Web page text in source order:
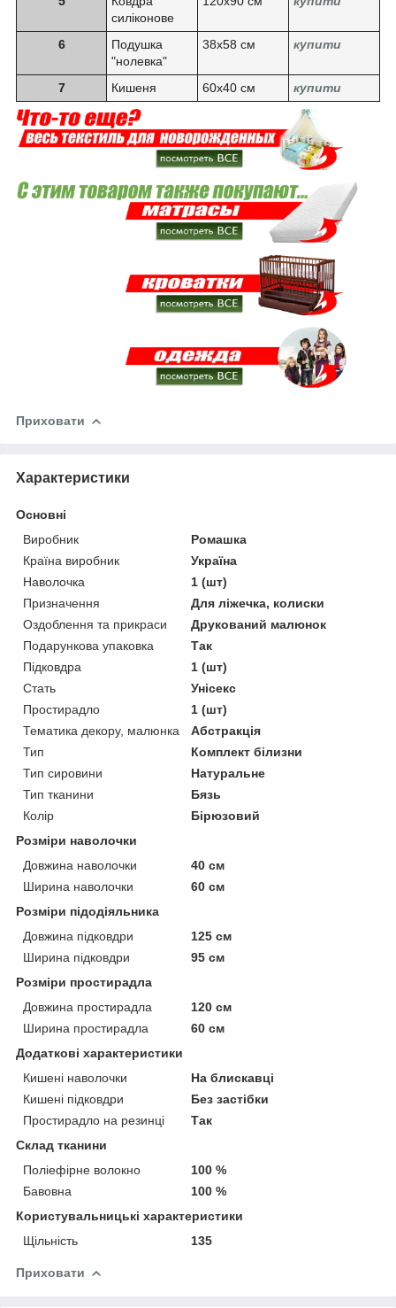
силіконове
6
Подушка
"нолевка"
38х58 см купити
7 Кишеня 60х40 см купити
Приховати
Характеристики
Основні
Виробник
Ромашка
Країна виробник
Україна
Наволочка
1 (шт)
Призначення
Для ліжечка, колиски
Оздоблення та прикраси
Друкований малюнок
Подарункова упаковка
Так
Підковдра
1 (шт)
Стать
Унісекс
Простирадло
1 (шт)
Тематика декору, малюнка
Абстракція
Тип
Комплект білизни
Тип сировини
Натуральне
Тип тканини
Бязь
Колір
Бірюзовий
Розміри наволочки
Довжина наволочки
40 см
Ширина наволочки
60 см
Розміри підодіяльника
Довжина підковдри
125 см
Ширина підковдри
95 см
Розміри простирадла
Довжина простирадла
120 см
Ширина простирадла
60 см
Додаткові характеристики
Кишені наволочки
На блискавці
Кишені підковдри
Без застібки
Простирадло на резинці
Так
Склад тканини
Поліефірне волокно
100 %
Бавовна
100 %
Користувальницькі характеристики
Щільність
135
Приховати